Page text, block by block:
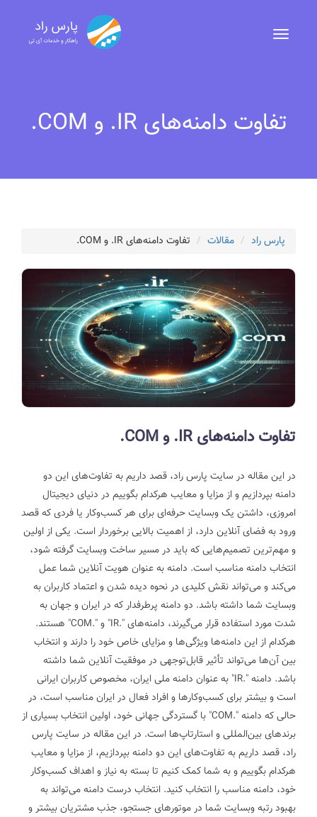
تفاوت دامنه‌های IR. و COM.
پارس راد مقالات تفاوت دامنه‌های IR. و COM.
تفاوت دامنه‌های IR. و COM.
در این مقاله در سایت پارس راد، قصد داریم به تفاوت‌های این دو
دامنه بپردازیم و از مزایا و معایب هرکدام بگوییم در دنیای دیجیتال
امروزی، داشتن یک وبسایت حرفه‌ای برای هر کسب‌وکار یا فردی که قصد
ورود به فضای آنلاین دارد، از اهمیت بالایی برخوردار است. یکی از اولین
و مهم‌ترین تصمیم‌هایی که باید در مسیر ساخت وبسایت گرفته شود،
انتخاب دامنه مناسب است. دامنه به عنوان هویت آنلاین شما عمل
می‌کند و می‌تواند نقش کلیدی در نحوه دیده شدن و اعتماد کاربران به
وبسایت شما داشته باشد. دو دامنه پرطرفدار که در ایران و جهان به
شدت مورد استفاده قرار می‌گیرند، دامنه‌های ".IR" و ".COM" هستند.
هرکدام از این دامنه‌ها ویژگی‌ها و مزایای خاص خود را دارند و انتخاب
بین آن‌ها می‌تواند تأثیر قابل‌توجهی در موفقیت آنلاین شما داشته
باشد. دامنه ".IR" به عنوان دامنه ملی ایران، مخصوص کاربران ایرانی
است و بیشتر برای کسب‌وکارها و افراد فعال در ایران مناسب است، در
حالی که دامنه ".COM" با گستردگی جهانی خود، اولین انتخاب بسیاری از
برندهای بین‌المللی و استارتاپ‌ها است. در این مقاله در سایت پارس
راد، قصد داریم به تفاوت‌های این دو دامنه بپردازیم، از مزایا و معایب
هرکدام بگوییم و به شما کمک کنیم تا بسته به نیاز و اهداف کسب‌وکار
خود، دامنه مناسب را انتخاب کنید. انتخاب درست دامنه می‌تواند به
بهبود رتبه وبسایت شما در موتورهای جستجو، جذب مشتریان بیشتر و